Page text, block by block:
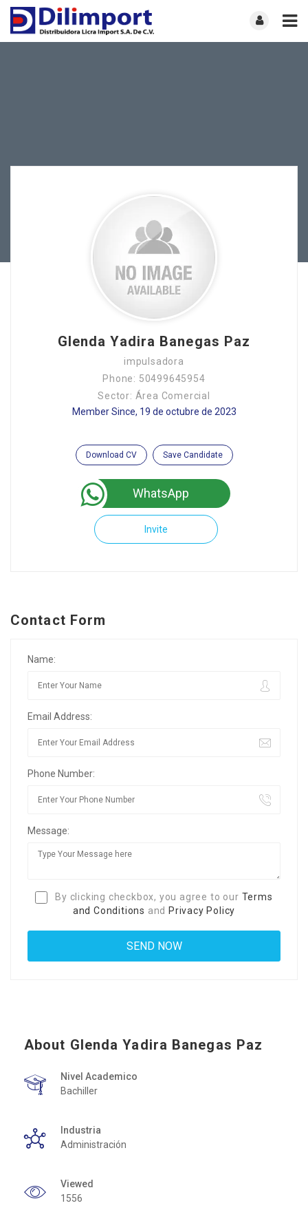
Glenda Yadira Banegas Paz
impulsadora
Phone: 50499645954
Sector: Área Comercial
Member Since, 19 de octubre de 2023
Download CV Save Candidate
WhatsApp
Invite
Contact Form
Name:
Email Address:
Phone Number:
Message:
By clicking checkbox, you agree to our Terms
and Conditions and Privacy Policy
About Glenda Yadira Banegas Paz
Nivel Academico
Bachiller
Industria
Administración
Viewed
1556